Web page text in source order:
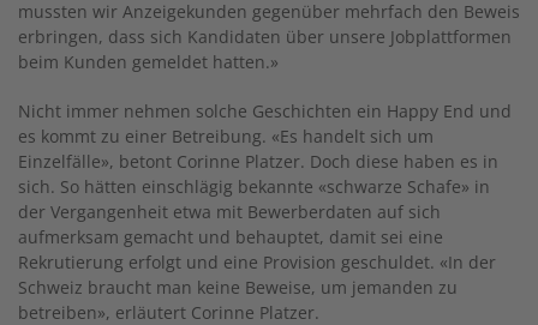
mussten wir Anzeigekunden gegenüber mehrfach den Beweis
erbringen, dass sich Kandidaten über unsere Jobplattformen
beim Kunden gemeldet hatten.»
Nicht immer nehmen solche Geschichten ein Happy End und
es kommt zu einer Betreibung. «Es handelt sich um
Einzelfälle», betont Corinne Platzer. Doch diese haben es in
sich. So hätten einschlägig bekannte «schwarze Schafe» in
der Vergangenheit etwa mit Bewerberdaten auf sich
aufmerksam gemacht und behauptet, damit sei eine
Rekrutierung erfolgt und eine Provision geschuldet. «In der
Schweiz braucht man keine Beweise, um jemanden zu
betreiben», erläutert Corinne Platzer.